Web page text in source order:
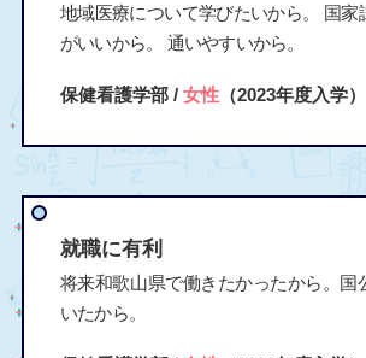
地域医療について学びたいから。 国家
がいいから。 通いやすいから。
保健看護学部 / 女性（2023年度入学）
就職に有利
将来和歌山県で働きたかったから。国
いたから。